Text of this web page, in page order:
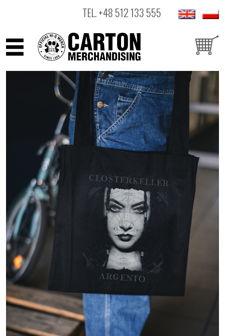
TEL.+48 512 133 555
ARTYŚCI
PRODUKTY